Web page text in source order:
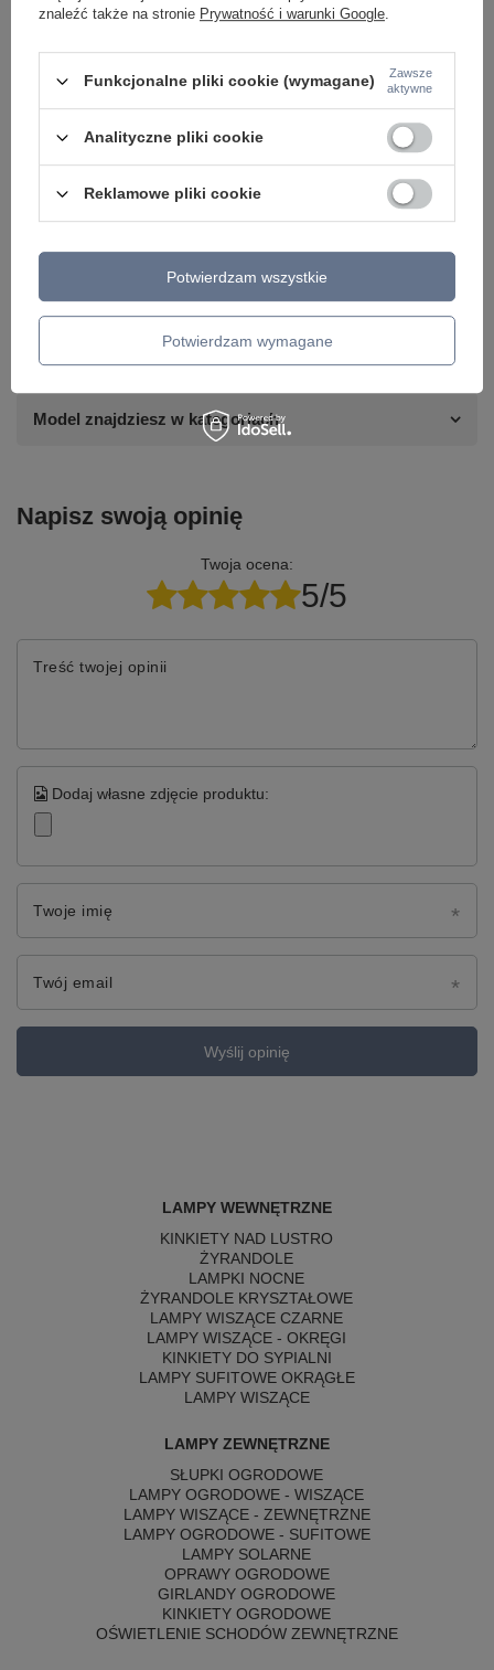
chcesz lepszą cenę?
szybko i przygotujemy indywidualną ofertę
dopasowaną do Ciebie..
Napisz do nas
Model znajdziesz w kategoriach
Napisz swoją opinię
Twoja ocena:
5/5
Treść twojej opinii
Dodaj własne zdjęcie produktu:
Twoje imię
Twój email
Wyślij opinię
LAMPY WEWNĘTRZNE
KINKIETY NAD LUSTRO
ŻYRANDOLE
LAMPKI NOCNE
ŻYRANDOLE KRYSZTAŁOWE
LAMPY WISZĄCE CZARNE
LAMPY WISZĄCE - OKRĘGI
KINKIETY DO SYPIALNI
LAMPY SUFITOWE OKRĄGŁE
LAMPY WISZĄCE
LAMPY ZEWNĘTRZNE
SŁUPKI OGRODOWE
LAMPY OGRODOWE - WISZĄCE
LAMPY WISZĄCE - ZEWNĘTRZNE
LAMPY OGRODOWE - SUFITOWE
LAMPY SOLARNE
OPRAWY OGRODOWE
GIRLANDY OGRODOWE
KINKIETY OGRODOWE
OŚWIETLENIE SCHODÓW ZEWNĘTRZNE
znaleźć także na stronie Prywatność i warunki Google.
Funkcjonalne pliki cookie (wymagane)
Zawsze
aktywne
Analityczne pliki cookie
Reklamowe pliki cookie
Potwierdzam wymagane
Potwierdzam wszystkie